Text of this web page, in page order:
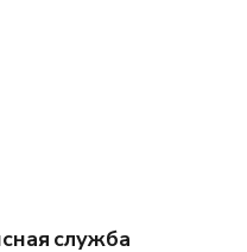
служба